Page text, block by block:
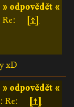
» odpovědět «
[↑]
xD
» odpovědět «
Re:
[↑]